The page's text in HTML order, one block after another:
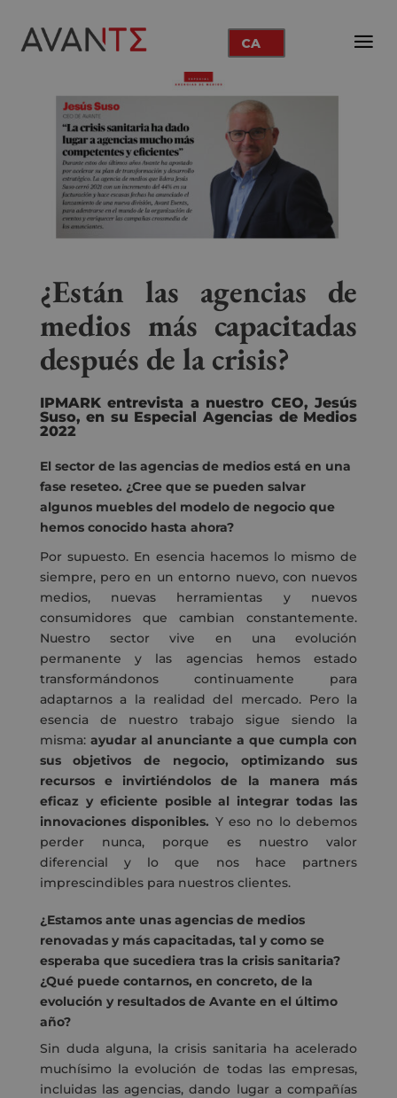
CA
¿Están las agencias de
medios más capacitadas
después de la crisis?
IPMARK entrevista a nuestro CEO, Jesús
Suso, en su Especial Agencias de Medios
2022
El sector de las agencias de medios está en una
fase reseteo. ¿Cree que se pueden salvar
algunos muebles del modelo de negocio que
hemos conocido hasta ahora?
Por supuesto. En esencia hacemos lo mismo de
siempre, pero en un entorno nuevo, con nuevos
medios, nuevas herramientas y nuevos
consumidores que cambian constantemente.
Nuestro sector vive en una evolución
permanente y las agencias hemos estado
transformándonos continuamente para
adaptarnos a la realidad del mercado. Pero la
esencia de nuestro trabajo sigue siendo la
misma: ayudar al anunciante a que cumpla con
sus objetivos de negocio, optimizando sus
recursos e invirtiéndolos de la manera más
eficaz y eficiente posible al integrar todas las
innovaciones disponibles. Y eso no lo debemos
perder nunca, porque es nuestro valor
diferencial y lo que nos hace partners
imprescindibles para nuestros clientes.
¿Estamos ante unas agencias de medios
renovadas y más capacitadas, tal y como se
esperaba que sucediera tras la crisis sanitaria?
¿Qué puede contarnos, en concreto, de la
evolución y resultados de Avante en el último
año?
Sin duda alguna, la crisis sanitaria ha acelerado
muchísimo la evolución de todas las empresas,
incluidas las agencias, dando lugar a compañías